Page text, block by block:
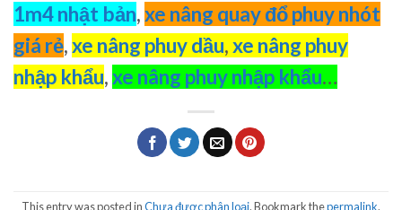
1m4 nhật bản,xe nâng quay đổ phuy nhót
giá rẻ,xe nâng phuy dầu,xe nâng phuy
nhập khẩu,xe nâng phuy nhập khẩu…
This entry was posted inChưa được phân loại. Bookmark thepermalink.